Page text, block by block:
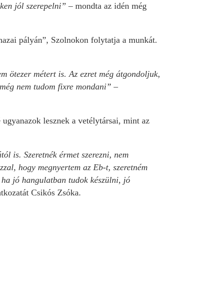
jól szerepelni” – mondta az idén még
pályán”, Szolnokon folytatja a munkát.
ötezer métert is. Az ezret még átgondoljuk,
nem tudom fixre mondani” –
lesznek a vetélytársai, mint az
is. Szeretnék érmet szerezni, nem
hogy megnyertem az Eb-t, szeretném
jó hangulatban tudok készülni, jó
Csikós Zsóka.